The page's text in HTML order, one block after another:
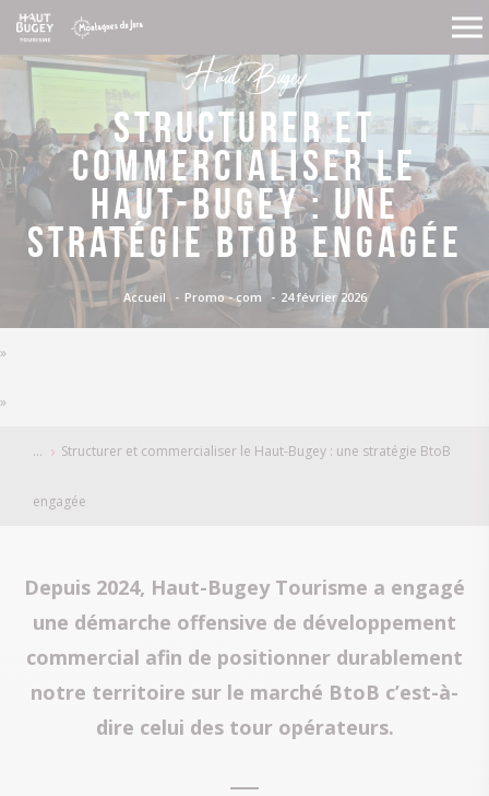
Haut Bugey
Structurer et
commercialiser le
Haut-Bugey : une
stratégie BtoB engagée
Accueil Promo - com 24 février 2026
»
»
Structurer et commercialiser le Haut-Bugey : une stratégie BtoB
engagée
Depuis 2024, Haut-Bugey Tourisme a engagé
une démarche offensive de développement
commercial afin de positionner durablement
notre territoire sur le marché BtoB c’est-à-
dire celui des tour opérateurs.